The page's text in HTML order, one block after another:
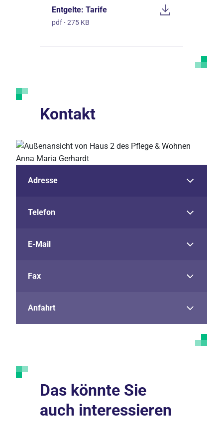
Entgelte: Tarife
pdf · 275 KB
Kontakt
Adresse
Telefon
E-Mail
Fax
Anfahrt
Das könnte Sie
auch interessieren